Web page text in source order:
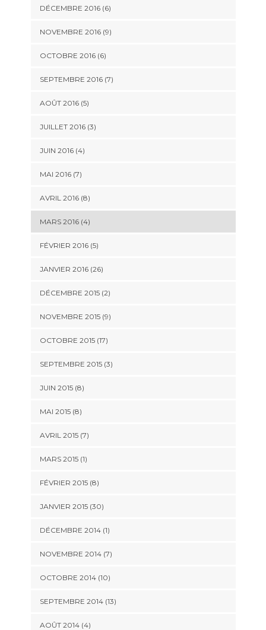
DÉCEMBRE 2016 (6)
NOVEMBRE 2016 (9)
OCTOBRE 2016 (6)
SEPTEMBRE 2016 (7)
AOÛT 2016 (5)
JUILLET 2016 (3)
JUIN 2016 (4)
MAI 2016 (7)
AVRIL 2016 (8)
MARS 2016 (4)
FÉVRIER 2016 (5)
JANVIER 2016 (26)
DÉCEMBRE 2015 (2)
NOVEMBRE 2015 (9)
OCTOBRE 2015 (17)
SEPTEMBRE 2015 (3)
JUIN 2015 (8)
MAI 2015 (8)
AVRIL 2015 (7)
MARS 2015 (1)
FÉVRIER 2015 (8)
JANVIER 2015 (30)
DÉCEMBRE 2014 (1)
NOVEMBRE 2014 (7)
OCTOBRE 2014 (10)
SEPTEMBRE 2014 (13)
AOÛT 2014 (4)